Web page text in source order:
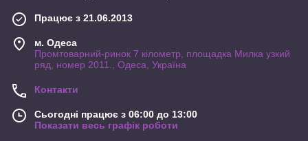
Працює з 21.06.2013
м. Одеса
Промтоварний-ринок 7 кілометр, площадка Милка узкий
ряд, номер 2011., Одеса, Україна
Контакти
Сьогодні працює з 06:00 до 13:00
Показати весь графік роботи